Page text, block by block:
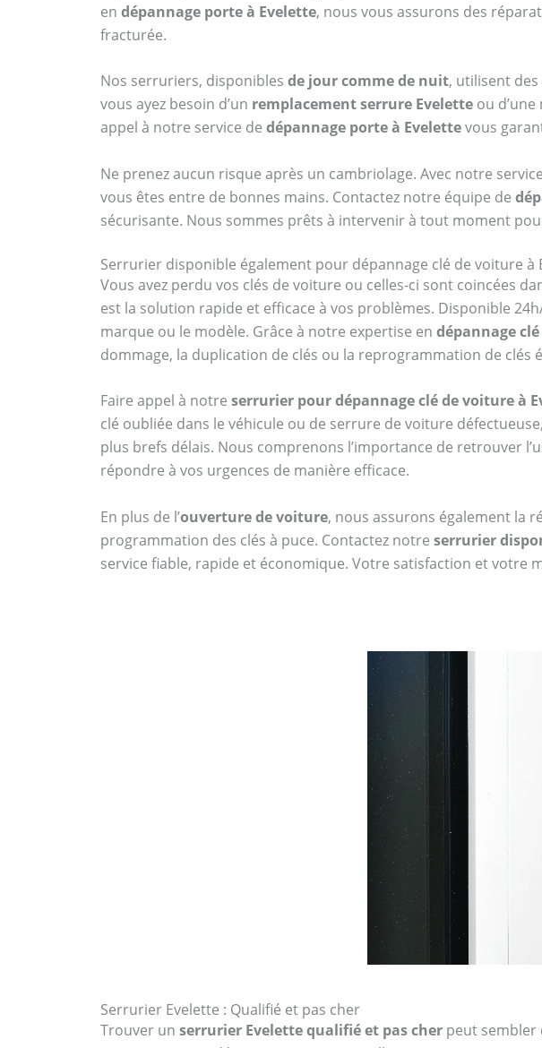
en dépannage porte à Evelette, nous vous assurons des
fracturée.
Nos serruriers, disponibles de jour comme de nuit, utilisent
vous ayez besoin d’un remplacement serrure Evelette ou
appel à notre service de dépannage porte à Evelettevous
Ne prenez aucun risque après un cambriolage. Avec notre
vous êtes entre de bonnes mains. Contactez notre équipe de
sécurisante. Nous sommes prêts à intervenir à tout moment
Serrurier disponible également pour dépannage clé de voiture à
Vous avez perdu vos clés de voiture ou celles-ci sont coincées
est la solution rapide et efficace à vos problèmes. Disponible
marque ou le modèle. Grâce à notre expertise en dépannage
dommage, la duplication de clés ou la reprogrammation de clés
Faire appel à notre serrurier pour dépannage clé de voiture à
clé oubliée dans le véhicule ou de serrure de voiture
plus brefs délais. Nous comprenons l’importance de retrouver
répondre à vos urgences de manière efficace.
En plus de l’ouverture de voiture, nous assurons également la
programmation des clés à puce. Contactez notre serrurier
service fiable, rapide et économique. Votre satisfaction et votre
Serrurier Evelette : Qualifié et pas cher
Trouver un serrurier Evelette qualifié et pas cher peut sembler